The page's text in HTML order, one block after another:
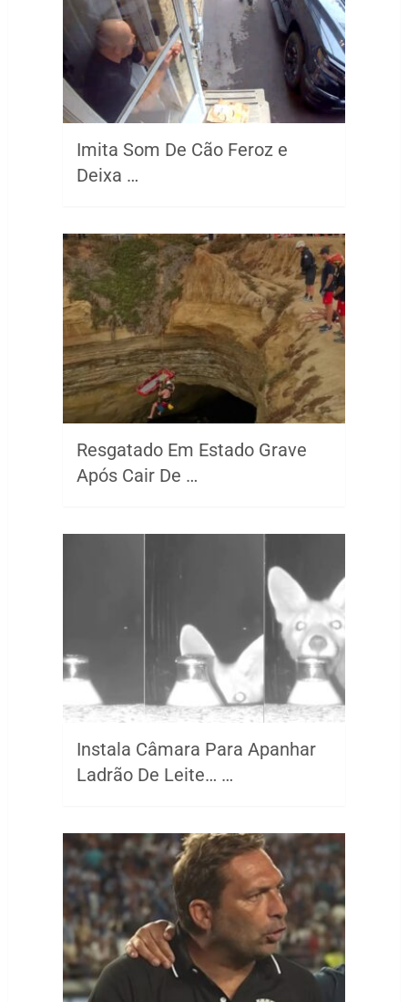
Imita Som De Cão Feroz e
Deixa …
Resgatado Em Estado Grave
Após Cair De …
Instala Câmara Para Apanhar
Ladrão De Leite… …